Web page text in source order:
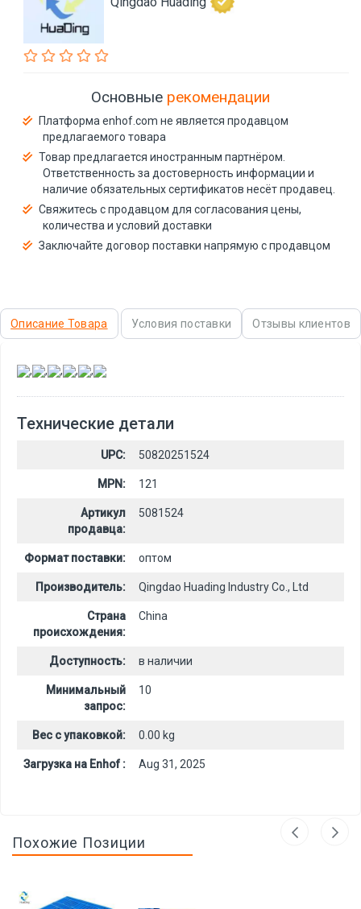
Основные рекомендации
Платформа enhof.com не является продавцом
предлагаемого товара
Товар предлагается иностранным партнёром.
Ответственность за достоверность информации и
наличие обязательных сертификатов несёт продавец.
Свяжитесь с продавцом для согласования цены,
количества и условий доставки
Заключайте договор поставки напрямую с продавцом
Описание Товара Условия поставки Отзывы клиентов
, , , , ,
Технические детали
UPC: 50820251524
MPN: 121
Артикул
продавца:
5081524
Формат поставки: оптом
Производитель: Qingdao Huading Industry Co., Ltd
Страна
происхождения:
China
Доступность: в наличии
Минимальный
запрос:
10
Вес с упаковкой: 0.00 kg
Загрузка на Enhof : Aug 31, 2025
Похожие Позиции